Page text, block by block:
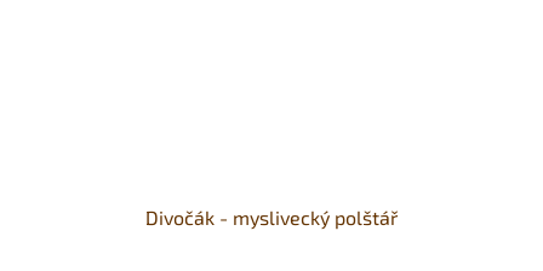
Divočák - myslivecký polštář